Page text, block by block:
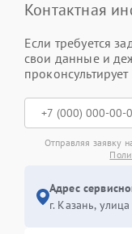
Контактная
Если требуется
свои данные и
проконсультирует
Отправляя заявку
Адрес
г. Казань,